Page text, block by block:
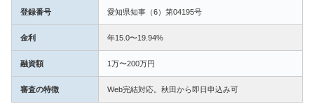
登録番号 愛知県知事（6）第04195号
金利 年15.0〜19.94%
融資額 1万〜200万円
審査の特徴 Web完結対応。秋田から即日申込み可